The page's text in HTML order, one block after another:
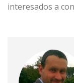
interesados a